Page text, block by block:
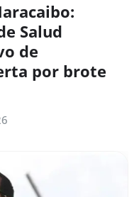
Salud
de
por brote